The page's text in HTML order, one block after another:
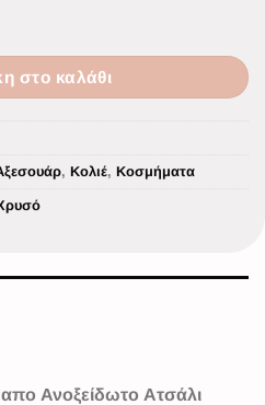
στο καλάθι
, Κολιέ, Κοσμήματα
απο Ανοξείδωτο Ατσάλι